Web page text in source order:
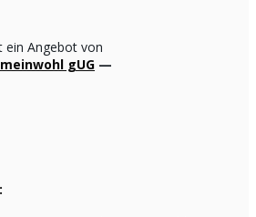
ein Angebot von
gUG —